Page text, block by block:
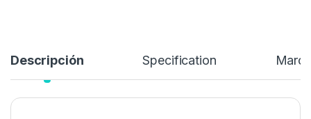
Descripción Specification Marca